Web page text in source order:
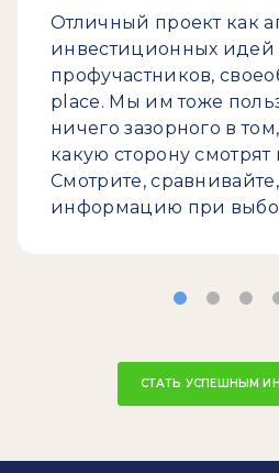
Отличный проект как
инвестиционных идей
профучастников,
place. Мы им тоже
ничего зазорного в
какую сторону смотрят
Смотрите,
информацию при
СТАТЬ УСПЕШНЫМ